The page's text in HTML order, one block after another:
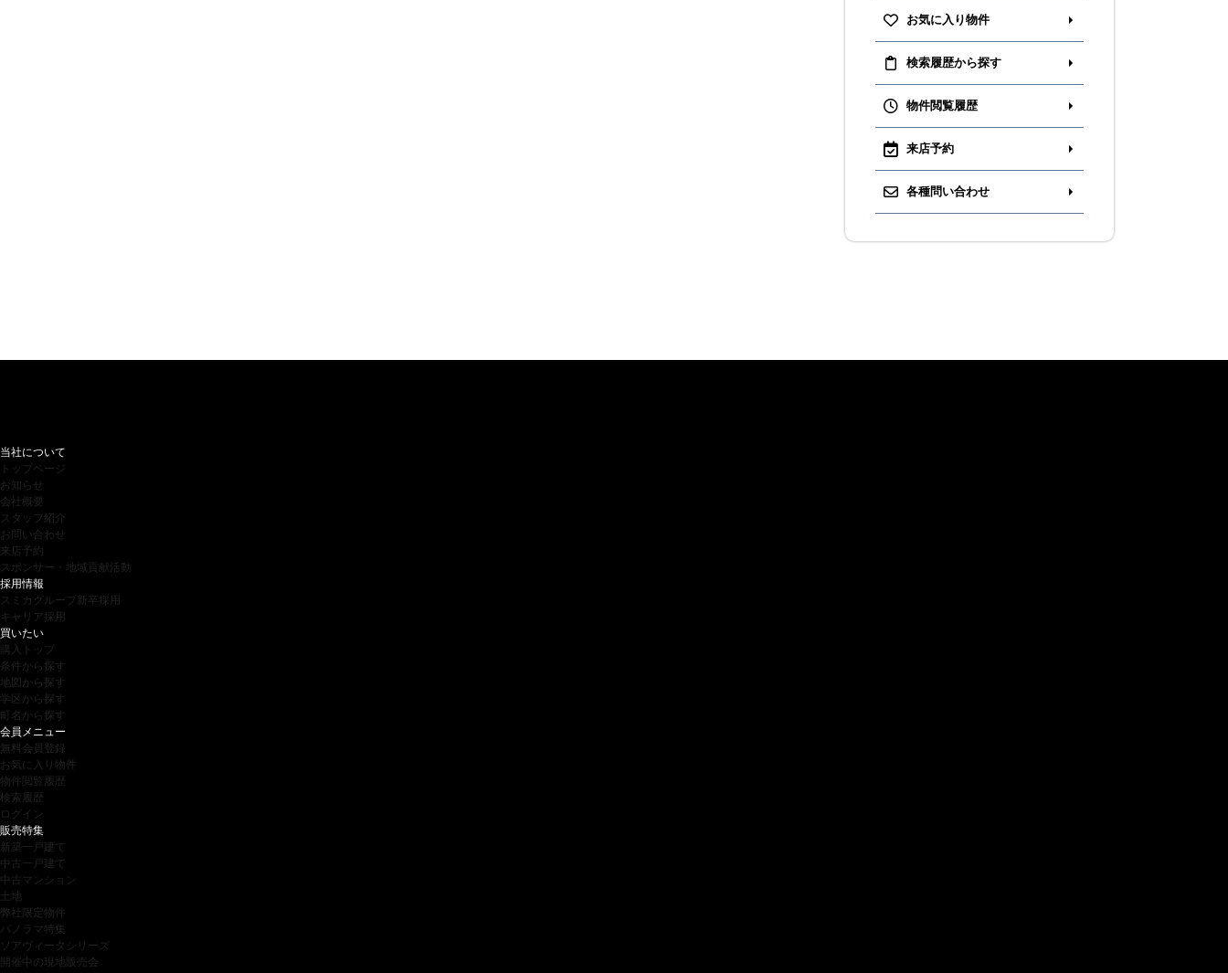
お気に入り物件
検索履歴から探す
物件閲覧履歴
来店予約
各種問い合わせ
当社について
トップページ
お知らせ
会社概要
スタッフ紹介
お問い合わせ
来店予約
スポンサー・地域貢献活動
採用情報
スミカグループ新卒採用
キャリア採用
買いたい
購入トップ
条件から探す
地図から探す
学区から探す
町名から探す
会員メニュー
無料会員登録
お気に入り物件
物件閲覧履歴
検索履歴
ログイン
販売特集
新築一戸建て
中古一戸建て
中古マンション
土地
弊社限定物件
パノラマ特集
ソアヴィータシリーズ
開催中の現地販売会